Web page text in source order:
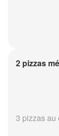
2 pizzas
3 pizzas au